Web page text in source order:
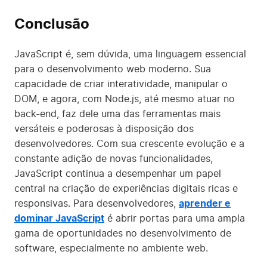
Conclusão
JavaScript é, sem dúvida, uma linguagem essencial
para o desenvolvimento web moderno. Sua
capacidade de criar interatividade, manipular o
DOM, e agora, com Node.js, até mesmo atuar no
back-end, faz dele uma das ferramentas mais
versáteis e poderosas à disposição dos
desenvolvedores. Com sua crescente evolução e a
constante adição de novas funcionalidades,
JavaScript continua a desempenhar um papel
central na criação de experiências digitais ricas e
responsivas. Para desenvolvedores, aprender e
dominar JavaScript é abrir portas para uma ampla
gama de oportunidades no desenvolvimento de
software, especialmente no ambiente web.